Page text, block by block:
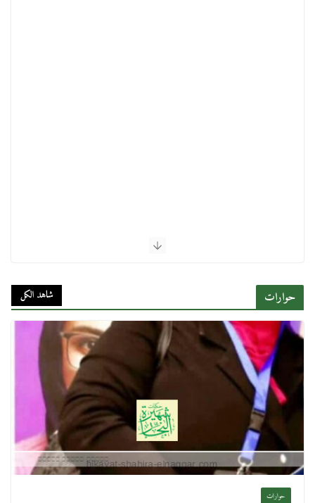
حوارات شاهد الكل
حوارات